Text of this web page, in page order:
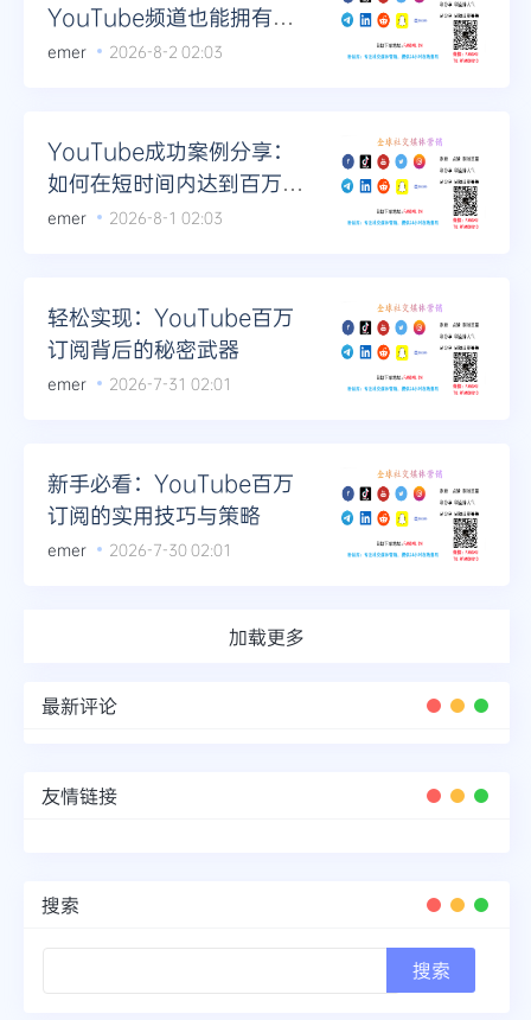
YouTube频道也能拥有百
万粉丝
emer 2026-8-2 02:03
YouTube成功案例分享：
如何在短时间内达到百万订
阅
emer 2026-8-1 02:03
轻松实现：YouTube百万
订阅背后的秘密武器
emer 2026-7-31 02:01
新手必看：YouTube百万
订阅的实用技巧与策略
emer 2026-7-30 02:01
加载更多
最新评论
友情链接
搜索